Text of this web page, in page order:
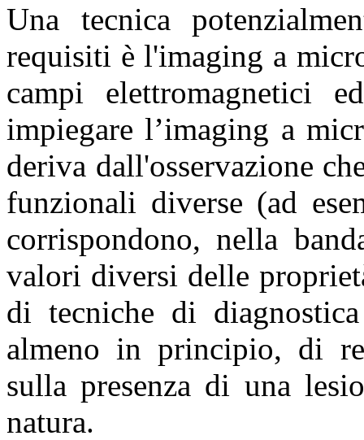
Una tecnica
requisiti è l'imaging a
campi elettromagnetici
impiegare l’imaging a
deriva dall'osservazione
funzionali diverse (ad
corrispondono, nella
valori diversi delle
di tecniche di diagnostica
almeno in principio, di
sulla presenza di una
natura.